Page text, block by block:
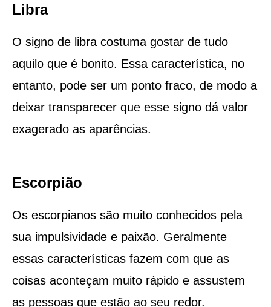
Libra
O signo de libra costuma gostar de tudo
aquilo que é bonito. Essa característica, no
entanto, pode ser um ponto fraco, de modo a
deixar transparecer que esse signo dá valor
exagerado as aparências.
Escorpião
Os escorpianos são muito conhecidos pela
sua impulsividade e paixão. Geralmente
essas características fazem com que as
coisas aconteçam muito rápido e assustem
as pessoas que estão ao seu redor.